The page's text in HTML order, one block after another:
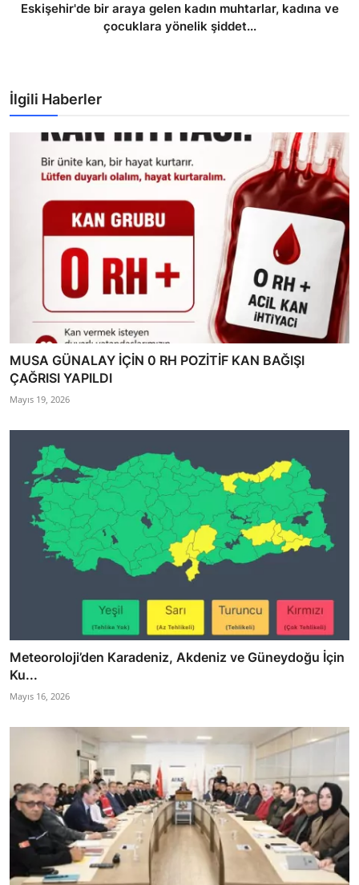
Eskişehir'de bir araya gelen kadın muhtarlar, kadına ve
çocuklara yönelik şiddet...
İlgili Haberler
MUSA GÜNALAY İÇİN 0 RH POZİTİF KAN BAĞIŞI
ÇAĞRISI YAPILDI
Mayıs 19, 2026
Meteoroloji’den Karadeniz, Akdeniz ve Güneydoğu İçin
Ku...
Mayıs 16, 2026